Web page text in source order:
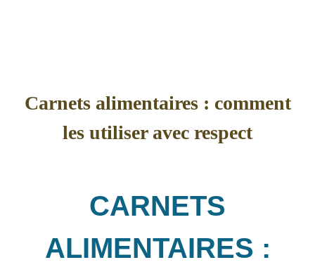
Carnets alimentaires : comment
les utiliser avec respect
CARNETS
ALIMENTAIRES :